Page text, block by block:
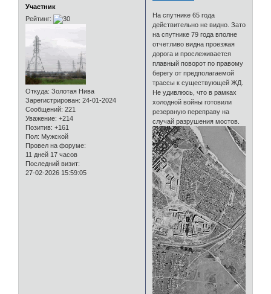
Участник
Рейтинг:
Откуда: Золотая Нива
Зарегистрирован: 24-01-2024
Сообщений: 221
Уважение: +214
Позитив: +161
Пол: Мужской
Провел на форуме:
11 дней 17 часов
Последний визит:
27-02-2026 15:59:05
На спутнике 65 года
действительно не видно. Зато
на спутнике 79 года вполне
отчетливо видна проезжая
дорога и прослеживается
плавный поворот по правому
берегу от предполагаемой
трассы к существующей ЖД.
Не удивлюсь, что в рамках
холодной войны готовили
резервную переправу на
случай разрушения мостов.